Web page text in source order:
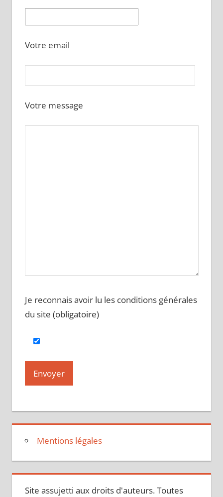
Votre email
Votre message
Je reconnais avoir lu les conditions générales
du site (obligatoire)
Mentions légales
Site assujetti aux droits d'auteurs. Toutes